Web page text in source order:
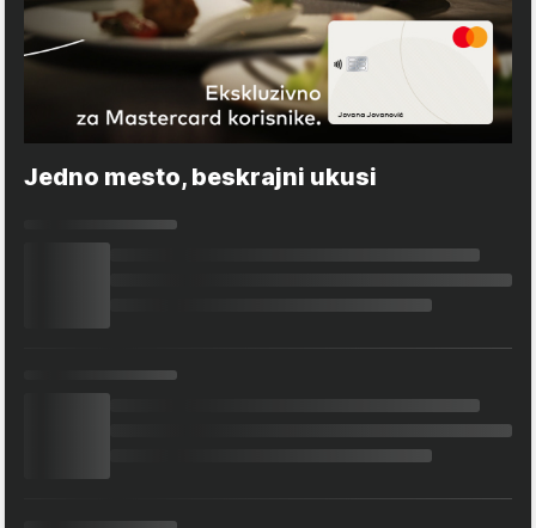
Jedno mesto, beskrajni ukusi